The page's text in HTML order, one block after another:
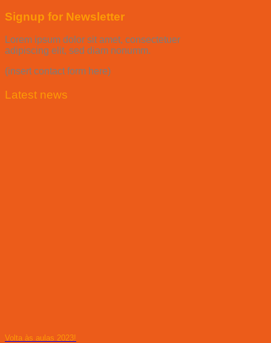
Signup for Newsletter
Lorem ipsum dolor sit amet, consectetuer
adipiscing elit, sed diam nonumm.
(insert contact form here)
Latest news
Volta às aulas 2023!